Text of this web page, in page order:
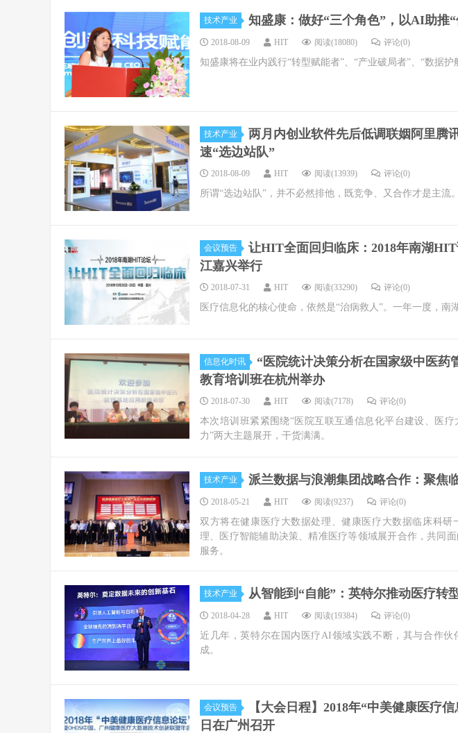
技术产业 知盛康：做好“三个角色”，以AI助推
2018-08-09 HIT 阅读(18080) 评论(0)
知盛康将在业内践行“转型赋能者”、“产业破局者”、“数据护
技术产业
两月内创业软件先后低调联姻阿里腾
速“选边站队”
2018-08-09 HIT 阅读(13939) 评论(0)
所谓“选边站队”，并不必然排他，既竞争、又合作才是主流。
会议预告
让HIT全面回归临床：2018年南湖
江嘉兴举行
2018-07-31 HIT 阅读(33290) 评论(0)
医疗信息化的核心使命，依然是“治病救人”。一年一度，南
信息化时讯
“医院统计决策分析在国家级中医药
教育培训班在杭州举办
2018-07-30 HIT 阅读(7178) 评论(0)
本次培训班紧紧围绕“医院互联互通信息化平台建设、医
力”两大主题展开，干货满满。
技术产业 派兰数据与浪潮集团战略合作：聚焦
2018-05-21 HIT 阅读(9237) 评论(0)
双方将在健康医疗大数据处理、健康医疗大数据临床科研
理、医疗智能辅助决策、精准医疗等领域展开合作，共同
服务。
技术产业 从智能到“自能”：英特尔推动医疗转
2018-04-28 HIT 阅读(19384) 评论(0)
近几年，英特尔在国内医疗AI领域实践不断，其与合作伙
成。
会议预告
【大会日程】2018年“中美健康医疗
日在广州召开